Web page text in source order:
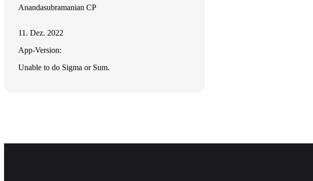
Anandasubramanian CP
11. Dez. 2022
App-Version:
Unable to do Sigma or Sum.